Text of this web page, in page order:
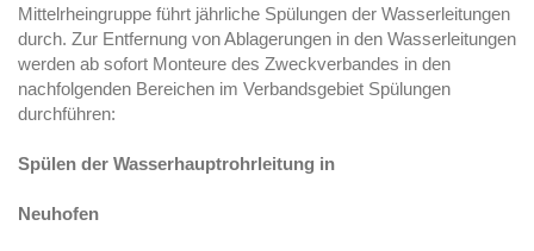
Mittelrheingruppe führt jährliche Spülungen der Wasserleitungen
durch. Zur Entfernung von Ablagerungen in den Wasserleitungen
werden ab sofort Monteure des Zweckverbandes in den
nachfolgenden Bereichen im Verbandsgebiet Spülungen
durchführen:
Spülen der Wasserhauptrohrleitung in
Neuhofen